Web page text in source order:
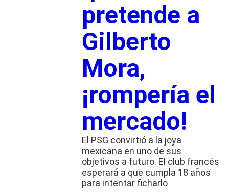
pretende a
Gilberto
Mora,
¡rompería el
mercado!
El PSG convirtió a la joya
mexicana en uno de sus
objetivos a futuro. El club francés
esperará a que cumpla 18 años
para intentar ficharlo